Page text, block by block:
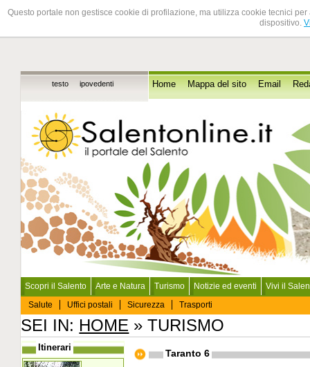
Questo portale non gestisce cookie di profilazione, ma utilizza cookie tecnici
dispositivo.
testo ipovedenti Home Mappa del sito Email
Scopri il Salento Arte e Natura Turismo Notizie ed eventi
Vivi il
Salute
Uffici postali Sicurezza Trasporti
SEI IN: HOME » TURISMO
Taranto 6
Itinerari